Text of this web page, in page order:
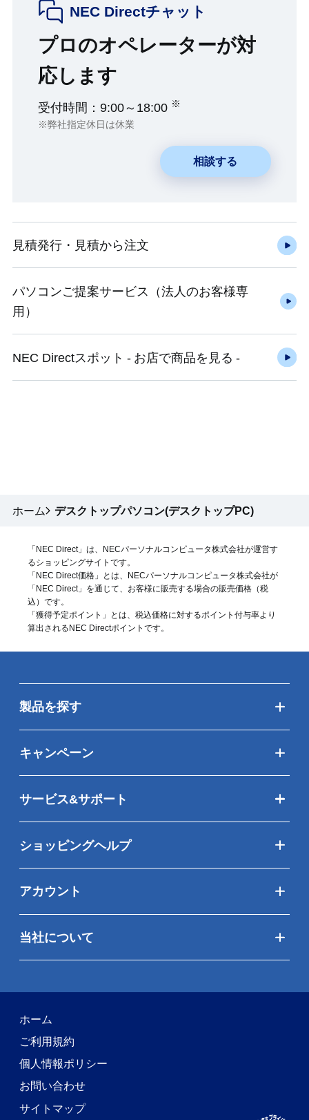
NEC Directチャット
プロのオペレーターが対
応します
受付時間：9:00～18:00 ※
※弊社指定休日は休業
相談する
見積発行・見積から注文
パソコンご提案サービス（法人のお客様専
用）
NEC Directスポット - お店で商品を見る -
ホーム デスクトップパソコン(デスクトップPC)
「NEC Direct」は、NECパーソナルコンピュータ株式会社が運営す
るショッピングサイトです。
「NEC Direct価格」とは、NECパーソナルコンピュータ株式会社が
「NEC Direct」を通じて、お客様に販売する場合の販売価格（税
込 ）です。
「獲得予定ポイント」とは、税込価格に対するポイント付与率より
算出されるNEC Directポイントです。
製品を探す
キャンペーン
サービス&サポート
ショッピングヘルプ
アカウント
当社について
ホーム
ご利用規約
個人情報ポリシー
お問い合わせ
サイトマップ